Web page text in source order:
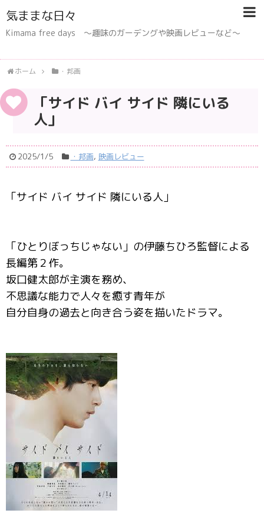
気ままな日々
Kimama free days 〜趣味のガーデングや映画レビューなど〜
ホーム ・邦画
「サイド バイ サイド 隣にいる
人」
2025/1/5 ・邦画, 映画レビュー
「サイド バイ サイド 隣にいる人」
「ひとりぼっちじゃない」の伊藤ちひろ監督による
長編第２作。
坂口健太郎が主演を務め、
不思議な能力で人々を癒す青年が
自分自身の過去と向き合う姿を描いたドラマ。